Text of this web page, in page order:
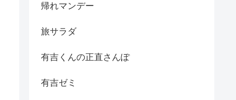
帰れマンデー
旅サラダ
有吉くんの正直さんぽ
有吉ゼミ